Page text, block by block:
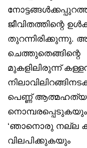
ജീവിതത്തിന്റെ
ചെത്തുതെങ്ങിന്റെ
മുകളിലിരുന്ന്
പെണ്ണ്
നൊമ്പരപ്പെടുകയും
‘ഞാനൊരു നല്ല
വിലപിക്കുകയും